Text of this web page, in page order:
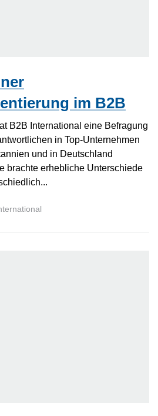
im B2B
B2B International eine Befragung
in Top-Unternehmen
und in Deutschland
brachte erhebliche Unterschiede